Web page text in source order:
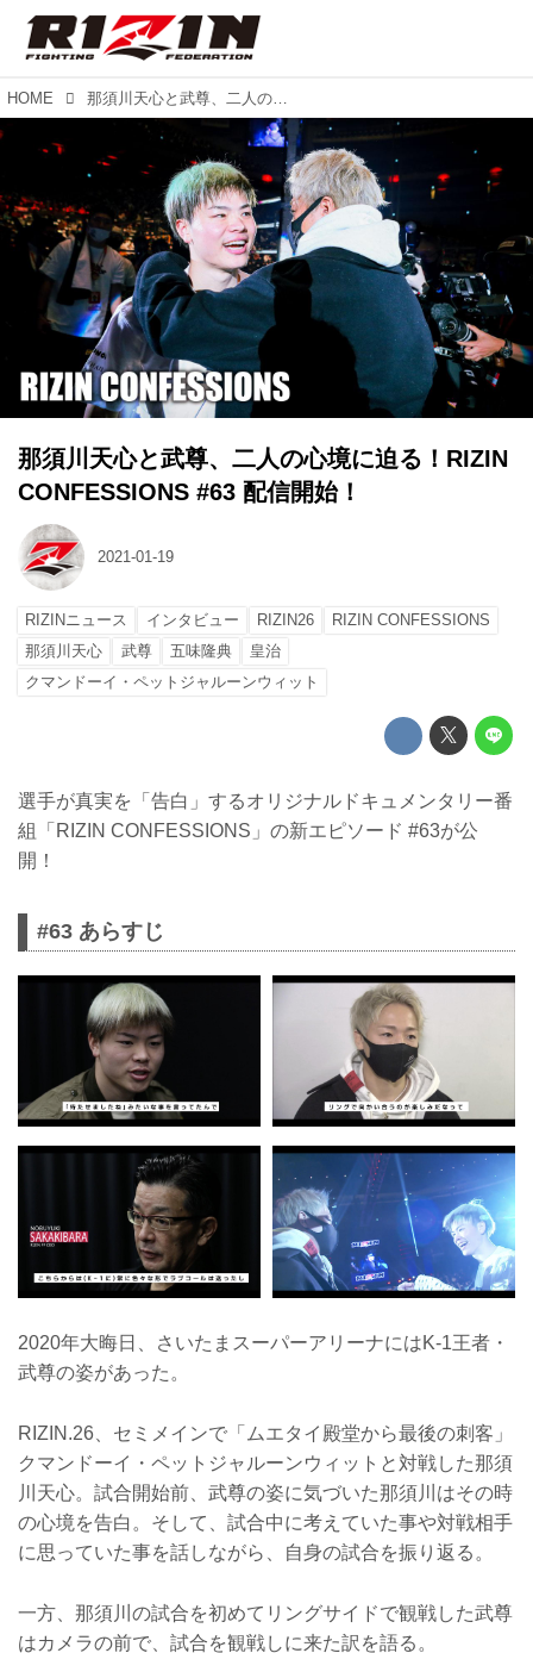
HOME 那須川天心と武尊、二人の心境に迫る！RIZIN CONFESSIONS #63 配信開始！
那須川天心と武尊、二人の心境に迫る！RIZIN
CONFESSIONS #63 配信開始！
2021-01-19
RIZINニュース インタビュー RIZIN26
RIZIN CONFESSIONS
那須川天心
武尊 五味隆典
皇治
クマンドーイ・ペットジャルーンウィット
選手が真実を「告白」するオリジナルドキュメンタリー番
組「RIZIN CONFESSIONS」の新エピソード #63が公
開！
#63 あらすじ
2020年大晦日、さいたまスーパーアリーナにはK-1王者・
武尊の姿があった。
RIZIN.26、セミメインで「ムエタイ殿堂から最後の刺客」
クマンドーイ・ペットジャルーンウィットと対戦した那須
川天心。試合開始前、武尊の姿に気づいた那須川はその時
の心境を告白。そして、試合中に考えていた事や対戦相手
に思っていた事を話しながら、自身の試合を振り返る。
一方、那須川の試合を初めてリングサイドで観戦した武尊
はカメラの前で、試合を観戦しに来た訳を語る。